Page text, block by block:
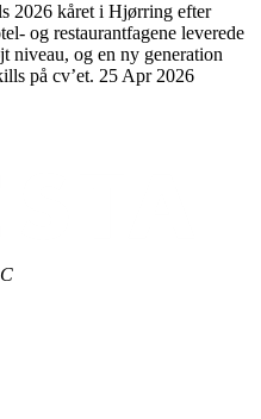
2026 kåret i Hjørring efter
og restaurantfagene leverede
niveau, og en ny generation
på cv’et. 25 Apr 2026